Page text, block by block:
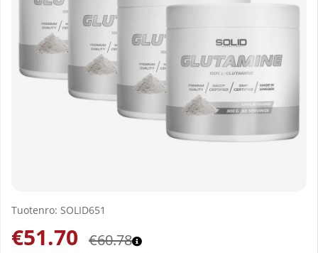
Tuotenro: SOLID651
€60.78
€51.70